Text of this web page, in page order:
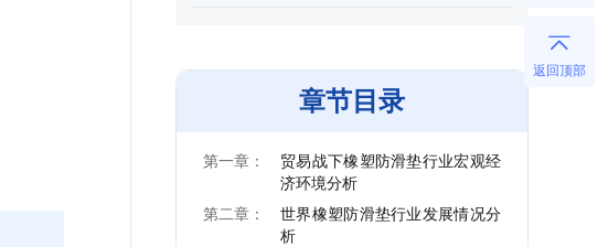
章节目录
第一章：
贸易战下橡塑防滑垫行业宏观经
济环境分析
第二章：
世界橡塑防滑垫行业发展情况分
析
返回顶部